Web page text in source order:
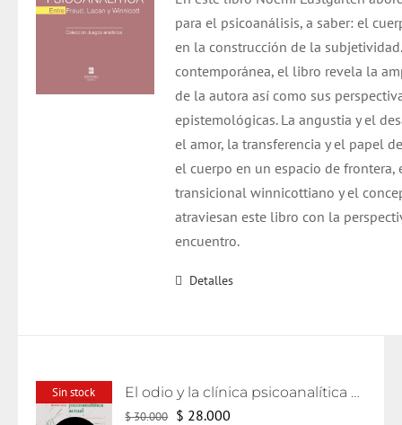
era:
$ 20.000.
es:
$ 19.000.
para el psicoanálisis, a saber: el
en la construcción de la
contemporánea, el libro revela la
de la autora así como sus
epistemológicas.La angustia y el
el amor, la transferencia y el papel
el cuerpo en un espacio de frontera,
transicional winnicottiano y el
atraviesan este libro con la
encuentro.
Detalles
Sin stock El odio y la clínica psicoanalítica actual
$30.000 El
$ 28.000